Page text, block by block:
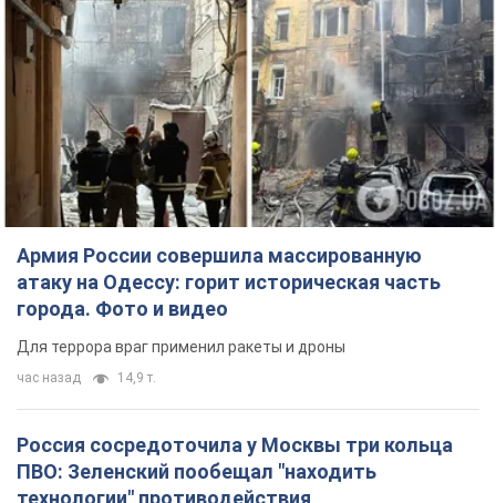
Армия России совершила массированную
атаку на Одессу: горит историческая часть
города. Фото и видео
Для террора враг применил ракеты и дроны
час назад 14,9 т.
Россия сосредоточила у Москвы три кольца
ПВО: Зеленский пообещал "находить
технологии" противодействия